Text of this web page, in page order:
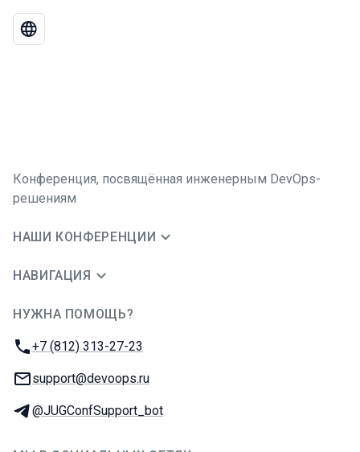
Конференция, посвящённая инженерным DevOps-
решениям
НАШИ КОНФЕРЕНЦИИ
НАВИГАЦИЯ
НУЖНА ПОМОЩЬ?
Телефон:
+7 (812) 313-27-23
E-mail:
support@devoops.ru
Телеграм:
@JUGConfSupport_bot